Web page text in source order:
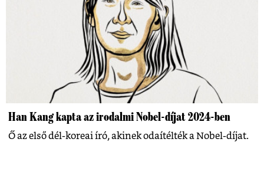
Han Kang kapta az irodalmi Nobel-díjat 2024-ben
Ő az első dél-koreai író, akinek odaítélték a Nobel-díjat.